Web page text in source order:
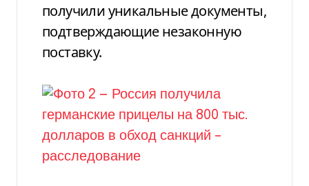
получили уникальные документы,
подтверждающие незаконную
поставку.